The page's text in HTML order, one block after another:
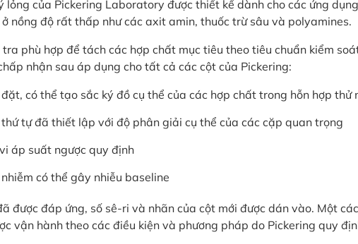
lỏng của Pickering Laboratory được thiết kế dành cho các ứng
nồng độ rất thấp như các axit amin, thuốc trừ sâu và polyamines.
phù hợp để tách các hợp chất mục tiêu theo tiêu chuẩn kiểm
nhận sau áp dụng cho tất cả các cột của Pickering:
có thể tạo sắc ký đồ cụ thể của các hợp chất trong hỗn hợp thử
tự đã thiết lập với độ phân giải cụ thể của các cặp quan trọng
áp suất ngược quy định
có thể gây nhiễu baseline
được đáp ứng, số sê-ri và nhãn của cột mới được dán vào. Một
vận hành theo các điều kiện và phương pháp do Pickering quy